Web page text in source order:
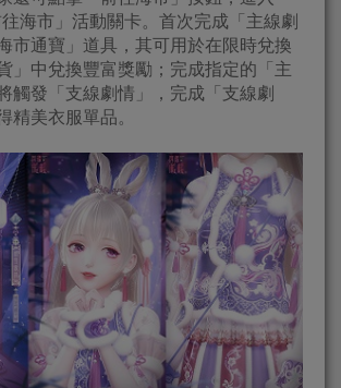
往海市」活動關卡。首次完成「主線劇
市通寶」道具，其可用於在限時兌換
」中兌換豐富獎勵；完成指定的「主
觸發「支線劇情」，完成「支線劇
精美衣服單品。